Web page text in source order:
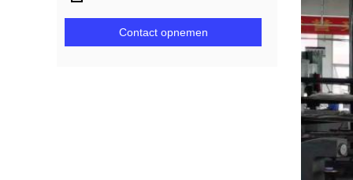
Contact opnemen